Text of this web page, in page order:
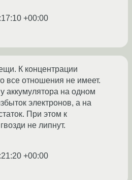
+00:00
К концентрации
все отношения не имеет.
аккумулятора на одном
электронов, а на
При этом к
не липнут.
+00:00